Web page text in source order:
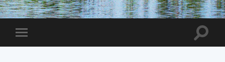
Лиман
Ошитки
Toggle
mobile
Toggle